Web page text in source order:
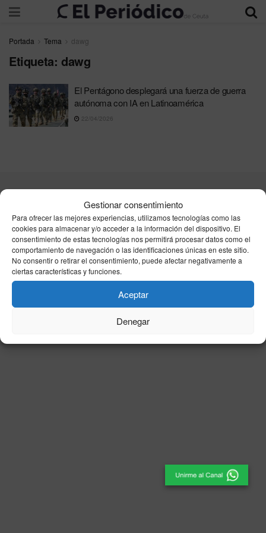
Gestionar consentimiento
Para ofrecer las mejores experiencias, utilizamos tecnologías como las
cookies para almacenar y/o acceder a la información del dispositivo. El
consentimiento de estas tecnologías nos permitirá procesar datos como el
comportamiento de navegación o las identificaciones únicas en este sitio.
No consentir o retirar el consentimiento, puede afectar negativamente a
ciertas características y funciones.
Aceptar
Denegar
Portada Tema dawg
Etiqueta: dawg
El Pentágono desplegará una fuerza de guerra
autónoma con IA en Latinoamérica
22/04/2026
Publicidad Aviso Legal
Política de privacidad
Política de cookies
Unpu Group Solutions SL
El Periódico de Ceuta - Medio de Comunicación